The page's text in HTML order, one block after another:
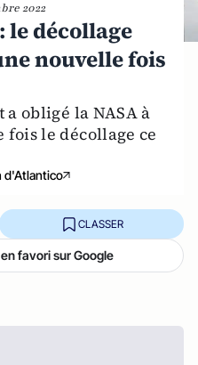
2022
le décollage
nouvelle fois
obligé la NASA à
le décollage ce
d'Atlantico
CLASSER
favori sur Google